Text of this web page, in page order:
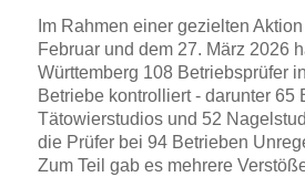
Im Rahmen einer gezielten
Februar und dem 27. März 2026
Württemberg 108 Betriebsprüfer
Betriebe kontrolliert - darunter 65
Tätowierstudios und 52
die Prüfer bei 94 Betrieben
Zum Teil gab es mehrere